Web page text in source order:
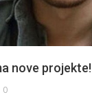
nove projekte!
0